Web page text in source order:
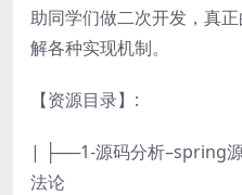
助同学们做二次开发，真
解各种实现机制。
【资源目录】:
| ├──1-源码分析–spring
法论